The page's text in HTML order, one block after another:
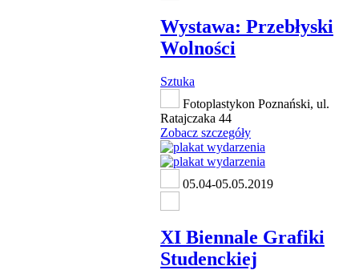
Wystawa: Przebłyski
Wolności
Sztuka
Fotoplastykon Poznański, ul.
Ratajczaka 44
Zobacz szczegóły
05.04-05.05.2019
XI Biennale Grafiki
Studenckiej